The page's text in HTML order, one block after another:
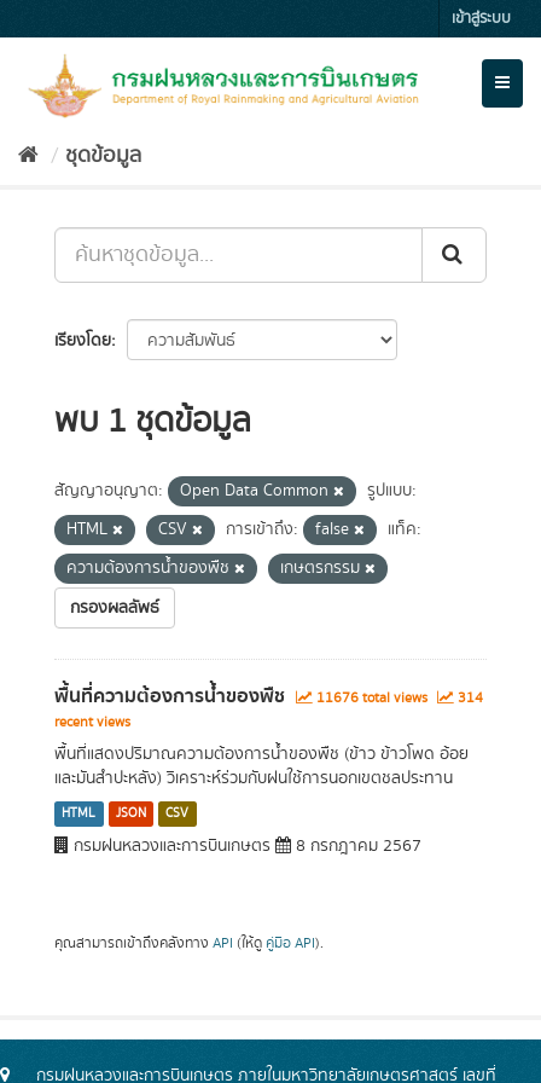
to
เข้าสู่ระบบ
ชุดข้อมูล
เรียงโดย
พบ 1 ชุดข้อมูล
สัญญาอนุญาต: Open Data Common
รูปแบบ:
HTML
CSV การเข้าถึง: false
แท็ค:
ความต้องการน้ำของพืช
เกษตรกรรม
กรองผลลัพธ์
พื้นที่ความต้องการน้ำของพืช 11676 total views
314
recent views
พื้นที่แสดงปริมาณความต้องการน้ำของพืช (ข้าว ข้าวโพด อ้อย
และมันสำปะหลัง) วิเคราะห์ร่วมกับฝนใช้การนอกเขตชลประทาน
HTML JSON CSV
กรมฝนหลวงและการบินเกษตร 8 กรกฎาคม 2567
คุณสามารถเข้าถึงคลังทาง API (ให้ดู คู่มือ API).
กรมฝนหลวงและการบินเกษตร ภายในมหาวิทยาลัยเกษตรศาสตร์ เลขที่